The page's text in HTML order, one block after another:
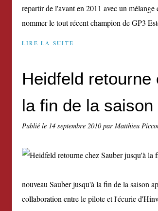
repartir de l'avant en 2011 avec un
nommer le tout récent champion de GP3
LIRE LA SUITE
Heidfeld
la fin de la saison
Publié le 14 septembre 2010par Matthieu
nouveau Sauber jusqu'à la fin de la saison
collaboration entre le pilote et l'écurie